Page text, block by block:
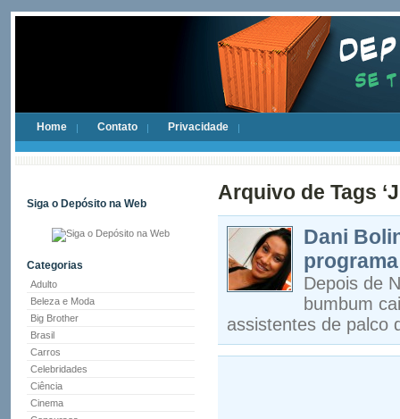
Home Contato Privacidade
Siga o Depósito na Web
Categorias
Adulto
Beleza e Moda
Big Brother
Brasil
Carros
Celebridades
Ciência
Cinema
Arquivo de Tags
Dani
programa
Depois de
bumbum
assistentes de palco